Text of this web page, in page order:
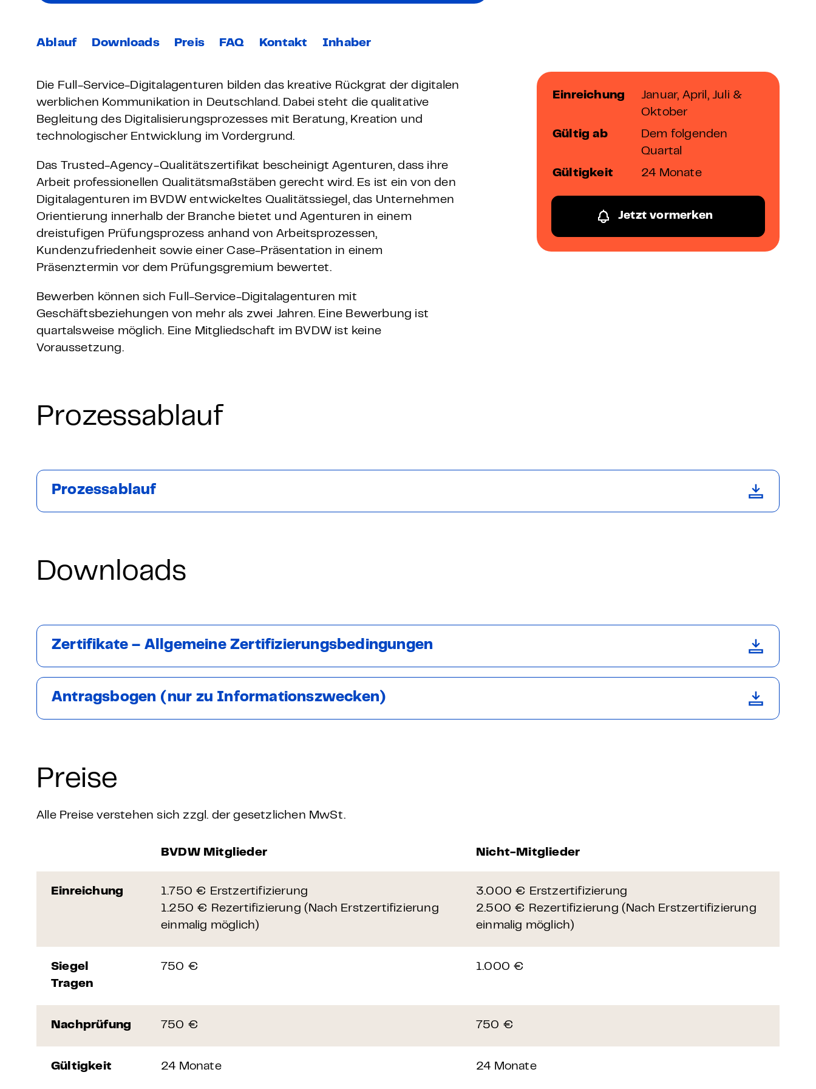
Product Design Bootcamp
Product Management Bootcamp
Ablauf Downloads Preis FAQ Kontakt Inhaber
Die Full-Service-Digitalagenturen bilden das kreative Rückgrat der digitalen
werblichen Kommunikation in Deutschland. Dabei steht die qualitative
Begleitung des Digitalisierungsprozesses mit Beratung, Kreation und
technologischer Entwicklung im Vordergrund.
Das Trusted-Agency-Qualitätszertifikat bescheinigt Agenturen, dass ihre
Arbeit professionellen Qualitätsmaßstäben gerecht wird. Es ist ein von den
Digitalagenturen im BVDW entwickeltes Qualitätssiegel, das Unternehmen
Orientierung innerhalb der Branche bietet und Agenturen in einem
dreistufigen Prüfungsprozess anhand von Arbeitsprozessen,
Kundenzufriedenheit sowie einer Case-Präsentation in einem
Präsenztermin vor dem Prüfungsgremium bewertet.
Bewerben können sich Full-Service-Digitalagenturen mit
Geschäftsbeziehungen von mehr als zwei Jahren. Eine Bewerbung ist
quartalsweise möglich. Eine Mitgliedschaft im BVDW ist keine
Voraussetzung.
Einreichung
Januar, April, Juli &
Oktober
Gültig ab
Dem folgenden
Quartal
Gültigkeit 24 Monate
Jetzt vormerken
Prozessablauf
Prozessablauf
Downloads
Zertifikate – Allgemeine Zertifizierungsbedingungen
Antragsbogen (nur zu Informationszwecken)
Preise
Alle Preise verstehen sich zzgl. der gesetzlichen MwSt.
BVDW Mitglieder Nicht-Mitglieder
Einreichung
1.750 € Erstzertifizierung
1.250 € Rezertifizierung (Nach Erstzertifizierung
einmalig möglich)
3.000 € Erstzertifizierung
2.500 € Rezertifizierung (Nach Erstzertifizierung
einmalig möglich)
Siegel
Tragen
750 € 1.000 €
Nachprüfung 750 € 750 €
Gültigkeit 24 Monate 24 Monate